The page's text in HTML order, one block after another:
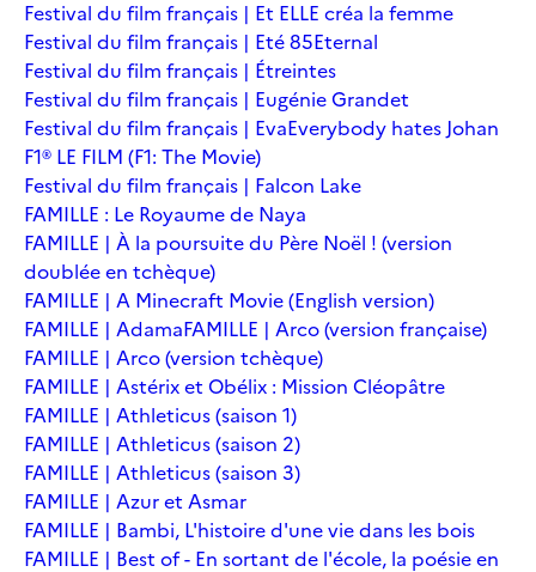
Festival du film français | Et ELLE créa la femme
Festival du film français | Eté 85Eternal
Festival du film français | Étreintes
Festival du film français | Eugénie Grandet
Festival du film français | EvaEverybody hates Johan
F1® LE FILM (F1: The Movie)
Festival du film français | Falcon Lake
FAMILLE : Le Royaume de Naya
FAMILLE | À la poursuite du Père Noël ! (version
doublée en tchèque)
FAMILLE | A Minecraft Movie (English version)
FAMILLE | AdamaFAMILLE | Arco (version française)
FAMILLE | Arco (version tchèque)
FAMILLE | Astérix et Obélix : Mission Cléopâtre
FAMILLE | Athleticus (saison 1)
FAMILLE | Athleticus (saison 2)
FAMILLE | Athleticus (saison 3)
FAMILLE | Azur et Asmar
FAMILLE | Bambi, L'histoire d'une vie dans les bois
FAMILLE | Best of - En sortant de l'école, la poésie en